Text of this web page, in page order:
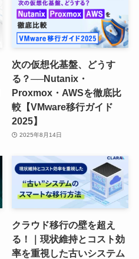
次の仮想化基盤、どうす
る？──Nutanix・
Proxmox・AWSを徹底比
較【VMware移行ガイド
2025】
2025年8月14日
クラウド移行の壁を超え
る！｜現状維持とコスト効
率を重視した古いシステム